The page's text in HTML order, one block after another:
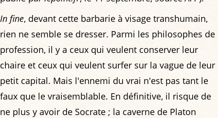
In fine, devant cette barbarie à visage transhumain,
rien ne semble se dresser. Parmi les philosophes de
profession, il y a ceux qui veulent conserver leur
chaire et ceux qui veulent surfer sur la vague de leur
petit capital. Mais l'ennemi du vrai n'est pas tant le
faux que le vraisemblable. En définitive, il risque de
ne plus y avoir de Socrate ; la caverne de Platon